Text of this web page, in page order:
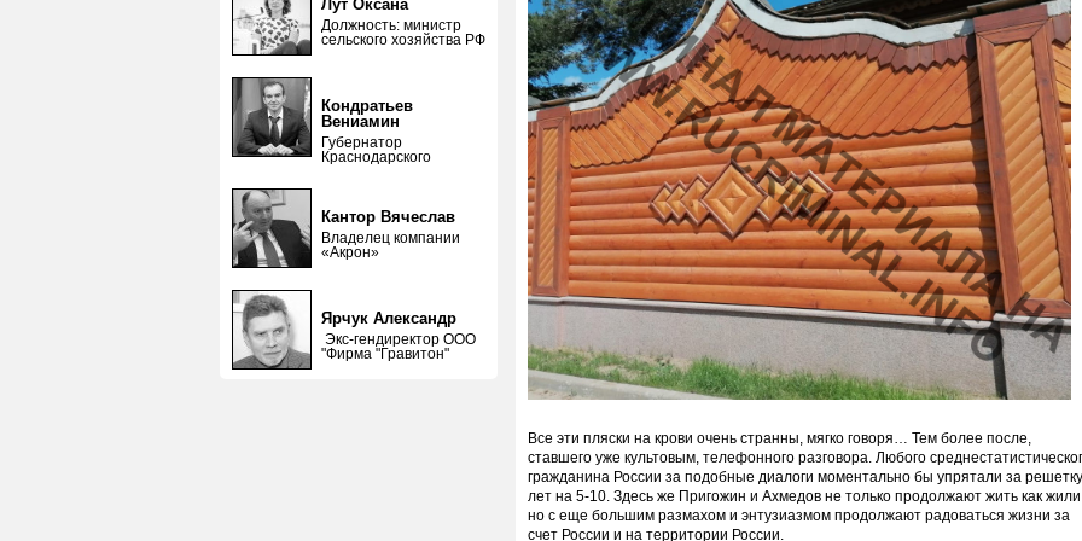
Лут Оксана
Должность: министр
сельского хозяйства РФ
Кондратьев
Вениамин
Губернатор
Краснодарского
Кантор Вячеслав
Владелец компании
«Акрон»
Ярчук Александр
Экс-гендиректор ООО
"Фирма "Гравитон"
Все эти пляски на крови очень странны, мягко говоря… Тем более после,
ставшего уже культовым, телефонного разговора. Любого
гражданина России за подобные диалоги моментально бы упрятали за решетку
лет на 5-10. Здесь же Пригожин и Ахмедов не только продолжают жить как
но с еще большим размахом и энтузиазмом продолжают радоваться жизни за
счет России и на территории России.